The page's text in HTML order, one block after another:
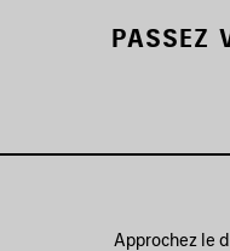
PASSEZ
Approchez le